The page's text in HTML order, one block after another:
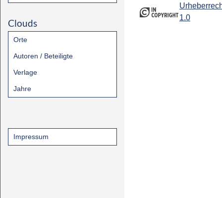
Clouds
Orte
Autoren / Beteiligte
Verlage
Jahre
Impressum
1.0